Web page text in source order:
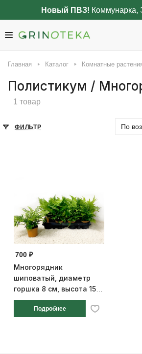
Новый ПВЗ! Коммунарка,
Главная Каталог Комнатные
Полистикум /
1 товар
ФИЛЬТР
700 ₽
Многорядник
шиповатый, диаметр
горшка 8 см, высота 15
см
Подробнее